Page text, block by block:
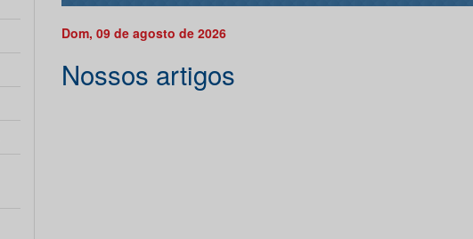
Dom, 09 de agosto de 2026
Nossos artigos